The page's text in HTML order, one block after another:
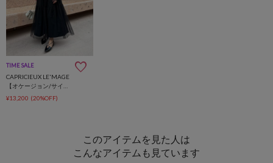
TIME SALE
CAPRICIEUX LE'MAGE
¥13,200 (20%OFF)
このアイテムを見た人は
こんなアイテムも見ています